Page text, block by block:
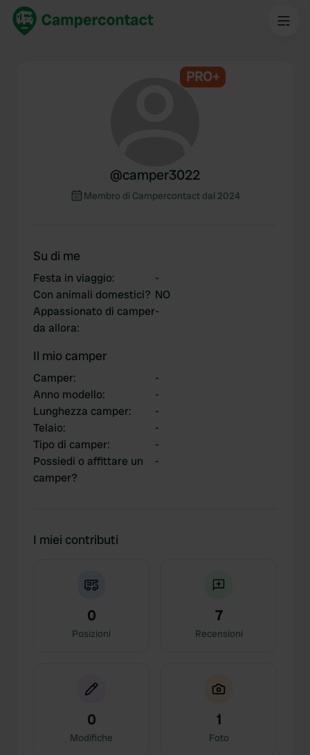
PRO+
@camper3022
Membro di Campercontact dal 2024
Su di me
Festa in viaggio:
-
Con animali domestici? NO
Appassionato di camper
da allora:
-
Il mio camper
Camper:
-
Anno modello:
-
Lunghezza camper:
-
Telaio:
-
Tipo di camper:
-
Possiedi o affittare un
camper?
-
I miei contributi
0
Posizioni
7
Recensioni
0
Modifiche
1
Foto